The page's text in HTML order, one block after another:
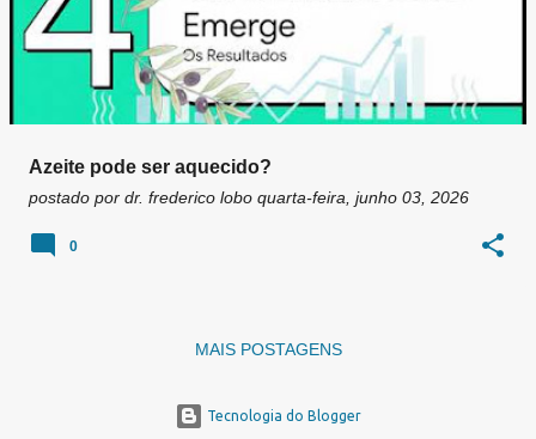
Azeite pode ser aquecido?
postado por dr. frederico lobo quarta-feira, junho 03, 2026
0
MAIS POSTAGENS
Tecnologia do Blogger